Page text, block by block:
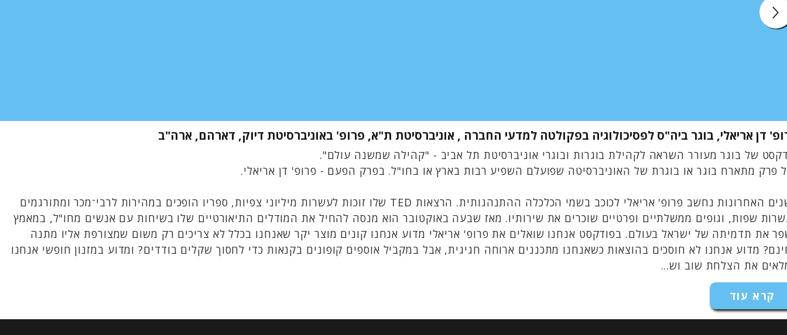
דן אריאלי, בוגר ביה"ס לפסיכולוגיה בפקולטה למדעי החברה , אוניברסיטת ת"א, פרופ' באוניברסיטת דיוק, דארהם, ארה"ב
של בוגר מעורר השראה לקהילת בוגרות ובוגרי אוניברסיטת תל אביב - "קהילה שמשנה עולם".
פרק מתארח בוגר או בוגרת של האוניברסיטה שפועלם השפיע רבות בארץ או בחו"ל. בפרק הפעם - פרופ' דן אריאלי.
בשנים האחרונות נחשב פרופ' אריאלי לכוכב בשמי הכלכלה ההתנהגותית. הרצאות TED שלו זוכות לעשרות מיליוני צפיות, ספריו הופכים במהירות לרבי־מכר ומתורגמים
שפות, וגופים ממשלתיים ופרטיים שוכרים את שירותיו. מאז שבעה באוקטובר הוא מנסה להחיל את המודלים התיאורטיים שלו בשיחות עם אנשים מחו"ל, במאמץ
את תדמיתה של ישראל בעולם. בפודקסט אנחנו שואלים את פרופ' אריאלי מדוע אנחנו קונים מוצר יקר שאנחנו בכלל לא צריכים רק משום שמצורפת אליו מתנה
מדוע אנחנו לא חוסכים בהוצאות כשאנחנו מתכננים ארוחה חגיגית, אבל במקביל אוספים קופונים בקנאות כדי לחסוך שקלים בודדים? ומדוע במזנון חופשי אנחנו
את הצלחת שוב וש...
קרא עוד